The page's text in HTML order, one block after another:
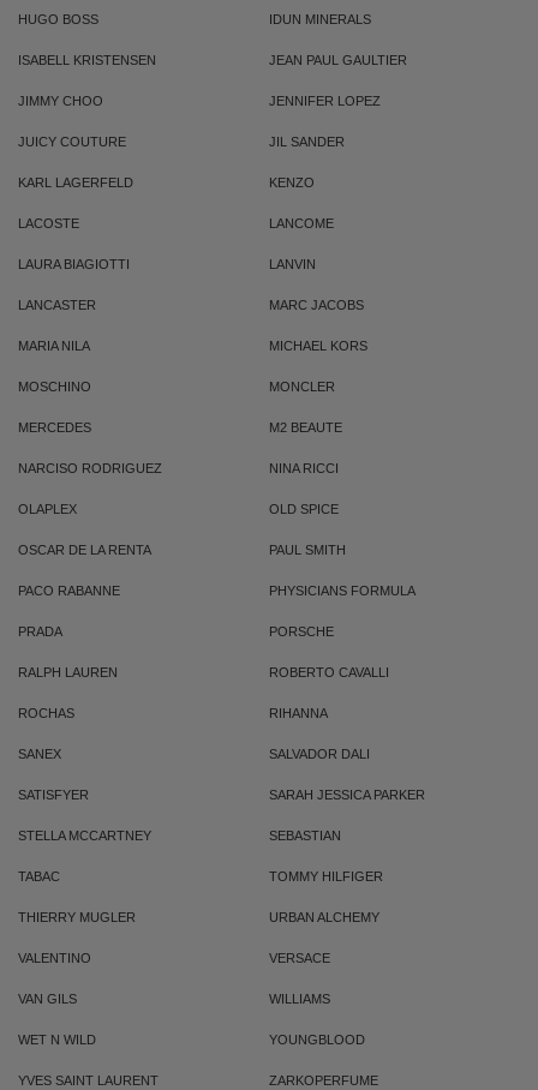
HUGO BOSS IDUN MINERALS
ISABELL KRISTENSEN JEAN PAUL GAULTIER
JIMMY CHOO JENNIFER LOPEZ
JUICY COUTURE JIL SANDER
KARL LAGERFELD KENZO
LACOSTE LANCOME
LAURA BIAGIOTTI LANVIN
LANCASTER MARC JACOBS
MARIA NILA MICHAEL KORS
MOSCHINO MONCLER
MERCEDES M2 BEAUTE
NARCISO RODRIGUEZ NINA RICCI
OLAPLEX OLD SPICE
OSCAR DE LA RENTA PAUL SMITH
PACO RABANNE PHYSICIANS FORMULA
PRADA PORSCHE
RALPH LAUREN ROBERTO CAVALLI
ROCHAS RIHANNA
SANEX SALVADOR DALI
SATISFYER SARAH JESSICA PARKER
STELLA MCCARTNEY SEBASTIAN
TABAC TOMMY HILFIGER
THIERRY MUGLER URBAN ALCHEMY
VALENTINO VERSACE
VAN GILS WILLIAMS
WET N WILD YOUNGBLOOD
YVES SAINT LAURENT ZARKOPERFUME